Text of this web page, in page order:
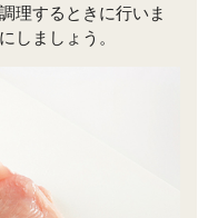
理するときに行いま
しましょう。